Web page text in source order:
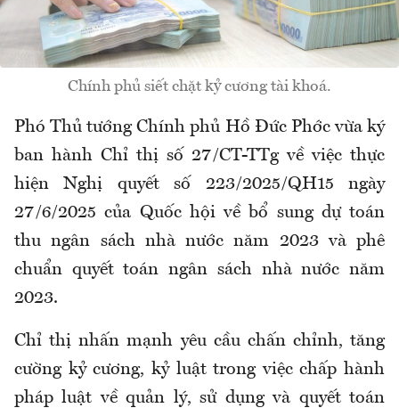
Chính phủ siết chặt kỷ cương tài khoá.
Phó Thủ tướng Chính phủ Hồ Đức Phớc vừa ký
ban hành Chỉ thị số 27/CT-TTg về việc thực
hiện Nghị quyết số 223/2025/QH15 ngày
27/6/2025 của Quốc hội về bổ sung dự toán
thu ngân sách nhà nước năm 2023 và phê
chuẩn quyết toán ngân sách nhà nước năm
2023.
Chỉ thị nhấn mạnh yêu cầu chấn chỉnh, tăng
cường kỷ cương, kỷ luật trong việc chấp hành
pháp luật về quản lý, sử dụng và quyết toán